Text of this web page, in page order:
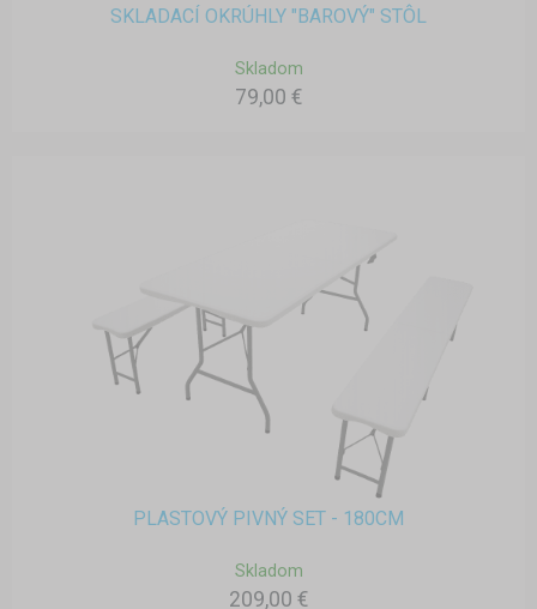
SKLADACÍ OKRÚHLY "BAROVÝ" STÔL
Skladom
79,00 €
PLASTOVÝ PIVNÝ SET - 180CM
Skladom
209,00 €